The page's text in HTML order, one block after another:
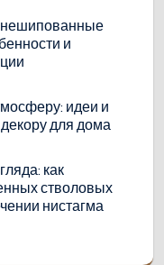
нешипованные
и
идеи и
для дома
как
стволовых
нистагма